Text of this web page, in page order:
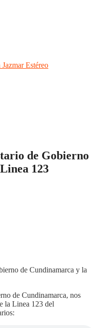
Estéreo
de Gobierno
123
de Cundinamarca, nos
la Linea 123 del